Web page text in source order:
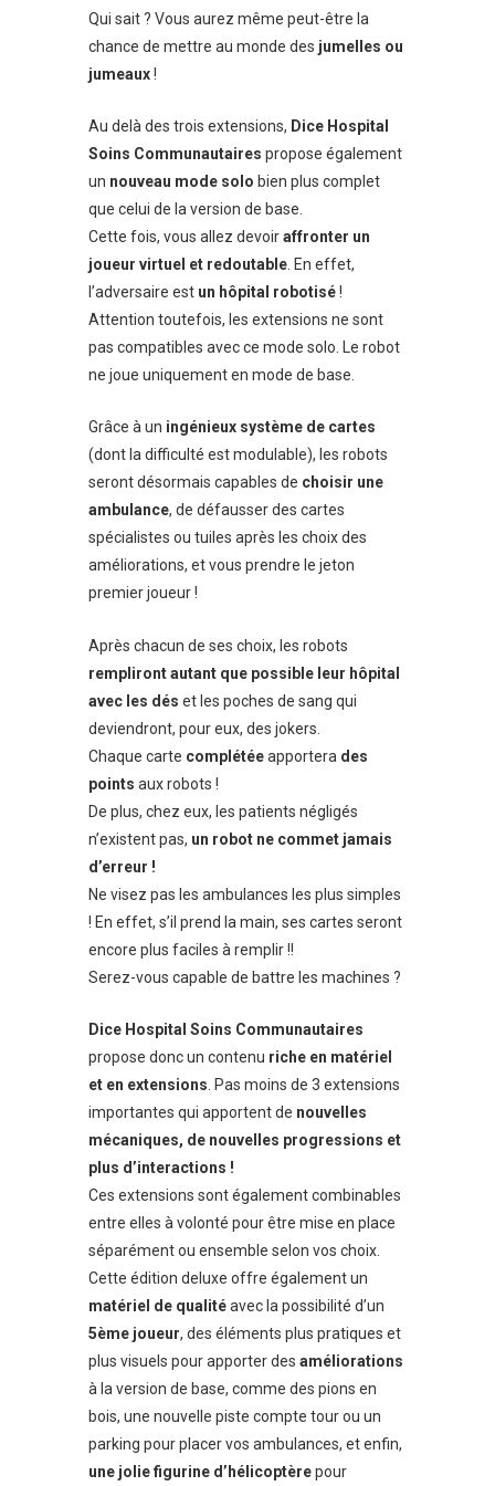
Qui sait ? Vous aurez même peut-être la
chance de mettre au monde des jumelles ou
jumeaux!
Au delà des trois extensions, Dice Hospital
Soins Communautaires propose également
un nouveau mode solo bien plus complet
que celui de la version de base.
Cette fois, vous allez devoiraffronter un
joueur virtuel et redoutable . En effet,
l’adversaire est un hôpital robotisé!
Attention toutefois, les extensions ne sont
pas compatibles avec ce mode solo. Le robot
ne joue uniquement en mode de base.
Grâce à un ingénieux système de cartes
(dont la difficulté est modulable), les robots
seront désormais capables de choisir une
ambulance, de défausser des cartes
spécialistes ou tuiles après les choix des
améliorations, et vous prendre le jeton
premier joueur !
Après chacun de ses choix, les robots
rempliront autant que possible leur hôpital
avec les dés et les poches de sang qui
deviendront, pour eux, des jokers.
Chaque carte complétéeapportera des
points aux robots !
De plus, chez eux, les patients négligés
n’existent pas, un robot ne commet jamais
d’erreur !
Ne visez pas les ambulances les plus simples
! En effet, s’il prend la main, ses cartes seront
encore plus faciles à remplir !!
Serez-vous capable de battre les machines ?
Dice Hospital Soins Communautaires
propose donc un contenu riche en matériel
et en extensions. Pas moins de 3 extensions
importantes qui apportent de nouvelles
mécaniques, de nouvelles progressions et
plus d’interactions !
Ces extensions sont également combinables
entre elles à volonté pour être mise en place
séparément ou ensemble selon vos choix.
Cette édition deluxe offre également un
matériel de qualitéavec la possibilité d’un
5ème joueur, des éléments plus pratiques et
plus visuels pour apporter des améliorations
à la version de base, comme des pions en
bois, une nouvelle piste compte tour ou un
parking pour placer vos ambulances, et enfin,
une jolie figurine d’hélicoptèrepour